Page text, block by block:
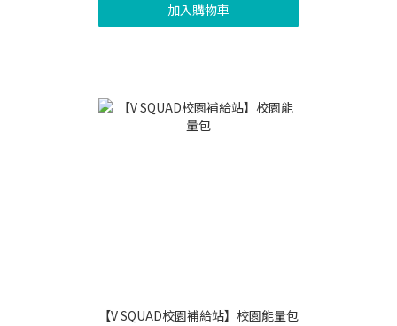
加入購物車
【V SQUAD校園補給站】校園能量包